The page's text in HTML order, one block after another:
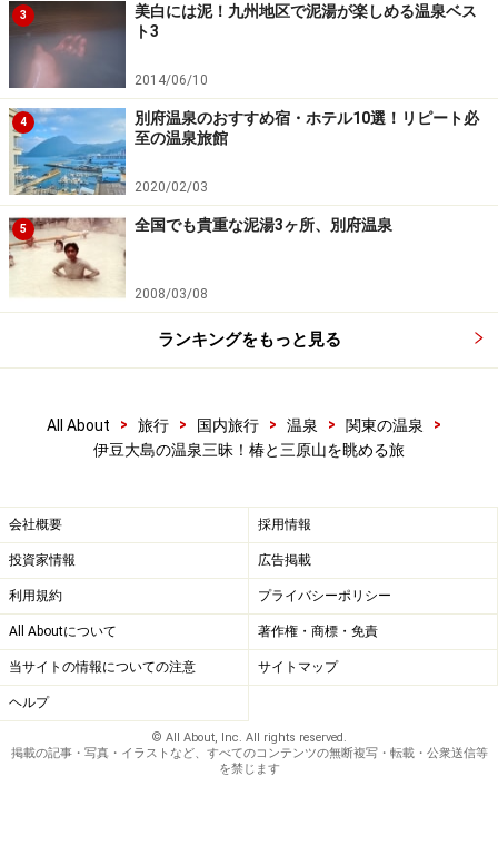
3
美白には泥！九州地区で泥湯が楽しめる温泉ベス
ト3
2014/06/10
4
別府温泉のおすすめ宿・ホテル10選！リピート必
至の温泉旅館
2020/02/03
5 全国でも貴重な泥湯3ヶ所、別府温泉
2008/03/08
ランキングをもっと見る
All About > 旅行 > 国内旅行 > 温泉 > 関東の温泉
>
伊豆大島の温泉三昧！椿と三原山を眺める旅
会社概要 採用情報
投資家情報 広告掲載
利用規約 プライバシーポリシー
All Aboutについて 著作権・商標・免責
当サイトの情報についての注意 サイトマップ
ヘルプ
© All About, Inc. All rights reserved.
掲載の記事・写真・イラストなど、すべてのコンテンツの無断複写・転載・公衆送信等
を禁じます